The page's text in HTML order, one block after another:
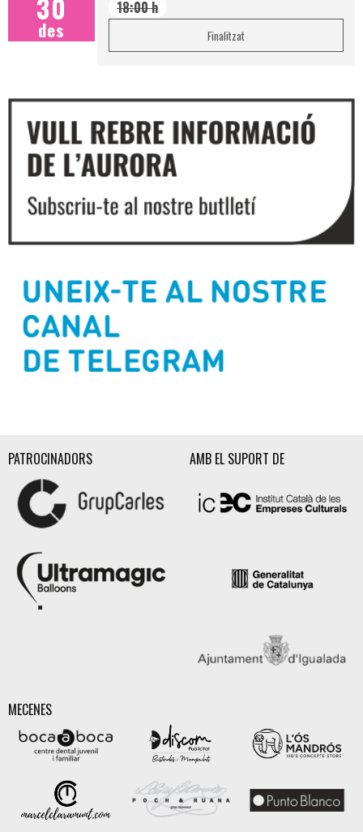
30
des
18:00 h
Finalitzat
PATROCINADORS AMB EL SUPORT DE
MECENES